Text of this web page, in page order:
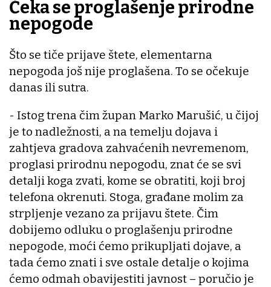
Čeka se proglašenje prirodne
nepogode
Što se tiče prijave štete, elementarna
nepogoda još nije proglašena. To se očekuje
danas ili sutra.
- Istog trena čim župan Marko Marušić, u čijoj
je to nadležnosti, a na temelju dojava i
zahtjeva gradova zahvaćenih nevremenom,
proglasi prirodnu nepogodu, znat će se svi
detalji koga zvati, kome se obratiti, koji broj
telefona okrenuti. Stoga, građane molim za
strpljenje vezano za prijavu štete. Čim
dobijemo odluku o proglašenju prirodne
nepogode, moći ćemo prikupljati dojave, a
tada ćemo znati i sve ostale detalje o kojima
ćemo odmah obavijestiti javnost – poručio je